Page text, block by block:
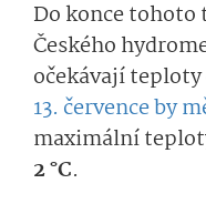
Do konce tohoto
Českého
očekávají teploty
13. července by
maximální
2 °C.